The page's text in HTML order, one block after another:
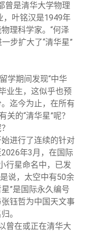
曾是清华大学物理
，叶铭汉是1949年
理科学家。“何泽
步扩大了“清华星”
学期间发现“中华
业生，这似乎也预
迄今为止，在所有
关的“清华星”呢？
进行了连续的针对
年3月，在国际
行星命名中，已发
说，太空中有50余
”是国际永久编号
钰哲为中国天文事
。
曾在或正在清华大